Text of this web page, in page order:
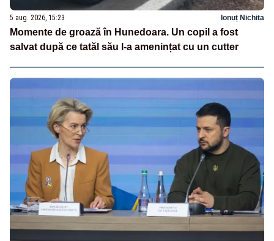
5 aug. 2026, 15:23 Ionuț Nichita
Momente de groază în Hunedoara. Un copil a fost
salvat după ce tatăl său l-a amenințat cu un cutter